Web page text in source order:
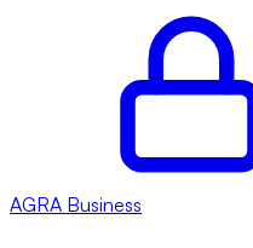
AGRA Business